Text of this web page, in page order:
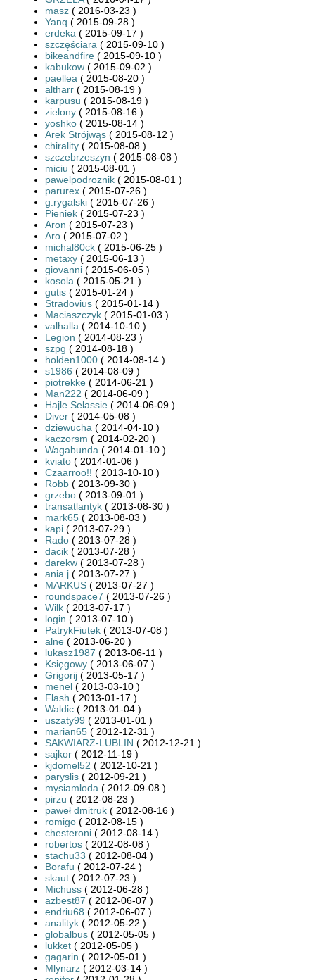
masz ( 2016-03-23 )
Yanq ( 2015-09-28 )
erdeka ( 2015-09-17 )
szczęściara ( 2015-09-10 )
bikeandfire ( 2015-09-10 )
kabukow ( 2015-09-02 )
paellea ( 2015-08-20 )
altharr ( 2015-08-19 )
karpusu ( 2015-08-19 )
zielony ( 2015-08-16 )
yoshko ( 2015-08-14 )
Arek Strójwąs ( 2015-08-12 )
chirality ( 2015-08-08 )
szczebrzeszyn ( 2015-08-08 )
miciu ( 2015-08-01 )
pawelpodroznik ( 2015-08-01 )
parurex ( 2015-07-26 )
g.rygalski ( 2015-07-26 )
Pieniek ( 2015-07-23 )
Aron ( 2015-07-23 )
Aro ( 2015-07-02 )
michal80ck ( 2015-06-25 )
metaxy ( 2015-06-13 )
giovanni ( 2015-06-05 )
kosola ( 2015-05-21 )
gutis ( 2015-01-24 )
Stradovius ( 2015-01-14 )
Maciaszczyk ( 2015-01-03 )
valhalla ( 2014-10-10 )
Legion ( 2014-08-23 )
szpg ( 2014-08-18 )
holden1000 ( 2014-08-14 )
s1986 ( 2014-08-09 )
piotrekke ( 2014-06-21 )
Man222 ( 2014-06-09 )
Hajle Selassie ( 2014-06-09 )
Diver ( 2014-05-08 )
dziewucha ( 2014-04-10 )
kaczorsm ( 2014-02-20 )
Wagabunda ( 2014-01-10 )
kviato ( 2014-01-06 )
Czaarroo!! ( 2013-10-10 )
Robb ( 2013-09-30 )
grzebo ( 2013-09-01 )
transatlantyk ( 2013-08-30 )
mark65 ( 2013-08-03 )
kapi ( 2013-07-29 )
Rado ( 2013-07-28 )
dacik ( 2013-07-28 )
darekw ( 2013-07-28 )
ania.j ( 2013-07-27 )
MARKUS ( 2013-07-27 )
roundspace7 ( 2013-07-26 )
Wilk ( 2013-07-17 )
login ( 2013-07-10 )
PatrykFiutek ( 2013-07-08 )
alne ( 2013-06-20 )
lukasz1987 ( 2013-06-11 )
Księgowy ( 2013-06-07 )
Grigorij ( 2013-05-17 )
menel ( 2013-03-10 )
Flash ( 2013-01-17 )
Waldic ( 2013-01-04 )
uszaty99 ( 2013-01-01 )
marian65 ( 2012-12-31 )
SAKWIARZ-LUBLIN ( 2012-12-21 )
sajkor ( 2012-11-19 )
kjdomel52 ( 2012-10-21 )
paryslis ( 2012-09-21 )
mysiamloda ( 2012-09-08 )
pirzu ( 2012-08-23 )
paweł dmitruk ( 2012-08-16 )
romigo ( 2012-08-15 )
chesteroni ( 2012-08-14 )
robertos ( 2012-08-08 )
stachu33 ( 2012-08-04 )
Borafu ( 2012-07-24 )
skaut ( 2012-07-23 )
Michuss ( 2012-06-28 )
azbest87 ( 2012-06-07 )
endriu68 ( 2012-06-07 )
analityk ( 2012-05-22 )
globalbus ( 2012-05-05 )
lukket ( 2012-05-05 )
gagarin ( 2012-05-01 )
Mlynarz ( 2012-03-14 )